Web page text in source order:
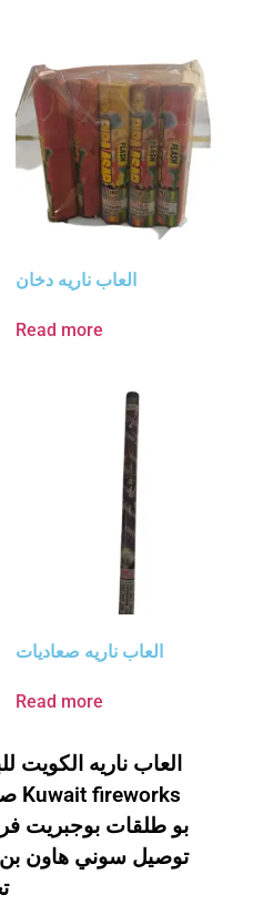
العاب ناريه دخان
Read more
العاب ناريه صعاديات
Read more
العاب ناريه الكويت
صعادي صاروخ نافوره نوافير Kuwait fireworks
بو طلقات بوجبريت
توصيل سوني هاون بن